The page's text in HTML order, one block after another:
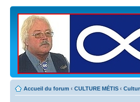
Accueil du forum ‹ CULTURE MÉTIS ‹